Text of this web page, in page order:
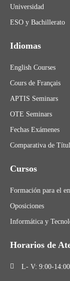
Universidad
ESO y Bachillerato
Idiomas
English Courses
Cours de Français
APTIS Seminars
OTE Seminars
Fechas Exámenes
Comparativa de
Cursos
Formación para el
Oposiciones
Informática y
Horarios de
L- V: 9:00-